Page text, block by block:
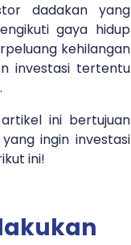
dadakan yang
gaya hidup
kehilangan
investasi tertentu
ini bertujuan
ingin investasi
ini!